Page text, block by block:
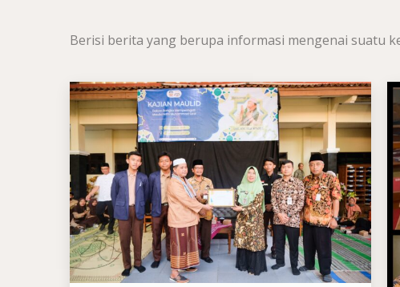
Berisi berita yang berupa informasi mengenai suatu